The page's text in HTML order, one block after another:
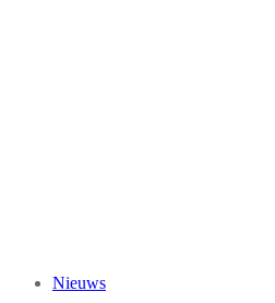
Nieuws